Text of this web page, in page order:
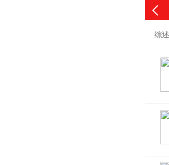
综述